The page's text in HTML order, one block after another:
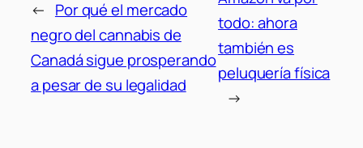
← Por qué el mercado
negro del cannabis de
Canadá sigue prosperando
a pesar de su legalidad
todo: ahora
también es
peluquería física
→